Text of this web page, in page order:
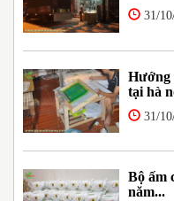
31/
Hướng
tại hà
31/
Bộ ấm
năm...